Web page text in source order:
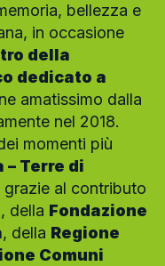
bellezza e
in occasione
della
dedicato a
amatissimo dalla
nel 2018.
momenti più
– Terre di
al contributo
, della Fondazione
, della Regione
Comuni